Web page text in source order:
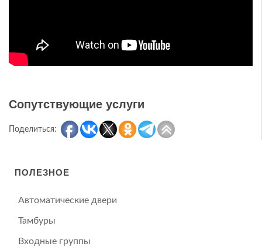
Сопутствующие услуги
Поделиться:
ПОЛЕЗНОЕ
Автоматические двери
Тамбуры
Входные группы